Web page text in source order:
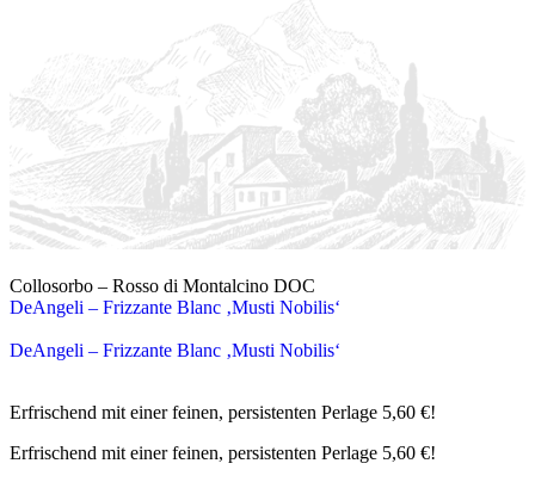
Collosorbo – Rosso di Montalcino DOC
DeAngeli – Frizzante Blanc ‚Musti Nobilis‘
DeAngeli – Frizzante Blanc ‚Musti Nobilis‘
Erfrischend mit einer feinen, persistenten Perlage 5,60 €!
Erfrischend mit einer feinen, persistenten Perlage 5,60 €!